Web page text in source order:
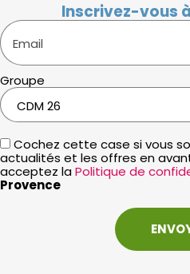
Inscrivez-vous
Email
Groupe
Cochez cette case si vous
actualités et les offres en
acceptez laPolitique de
Provence